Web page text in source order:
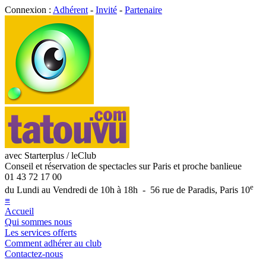
Connexion : Adhérent - Invité - Partenaire
avec Starterplus / leClub
Conseil et réservation de spectacles sur Paris et proche banlieue
01 43 72 17 00
du Lundi au Vendredi de 10h à 18h - 56 rue de Paradis, Paris 10e
≡
Accueil
Qui sommes nous
Les services offerts
Comment adhérer au club
Contactez-nous